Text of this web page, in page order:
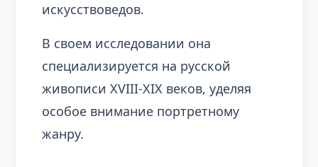
искусствоведов.
В своем исследовании она
специализируется на русской
живописи XVIII-XIX веков, уделяя
особое внимание портретному
жанру.